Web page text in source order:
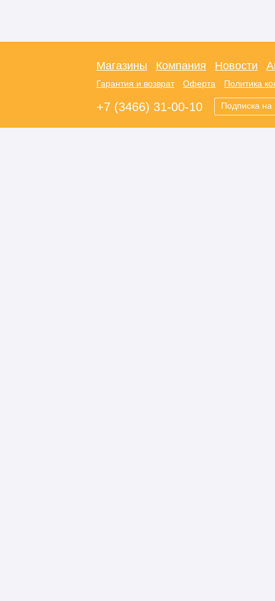
Магазины Компания Новости
Гарантия и возврат Оферта Политика
+7 (3466) 31-00-10 Подписка на